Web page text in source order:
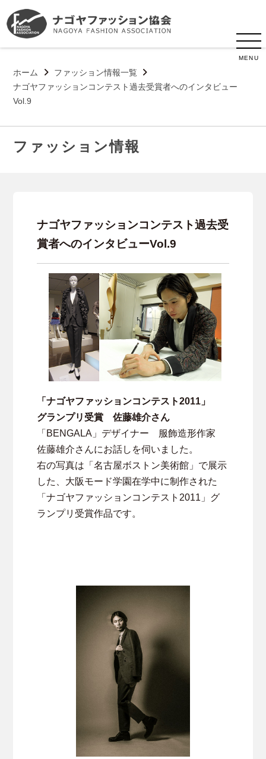
MENU
ホーム
ファッション情報一覧
ナゴヤファッションコンテスト過去受賞者へのインタビュー
Vol.9
ファッション情報
ナゴヤファッションコンテスト過去受
賞者へのインタビューVol.9
「ナゴヤファッションコンテスト2011」
グランプリ受賞 佐藤雄介さん
「BENGALA」デザイナー 服飾造形作家
佐藤雄介さんにお話しを伺いました。
右の写真は「名古屋ボストン美術館」で展示
した、大阪モード学園在学中に制作された
「ナゴヤファッションコンテスト2011」グ
ランプリ受賞作品です。